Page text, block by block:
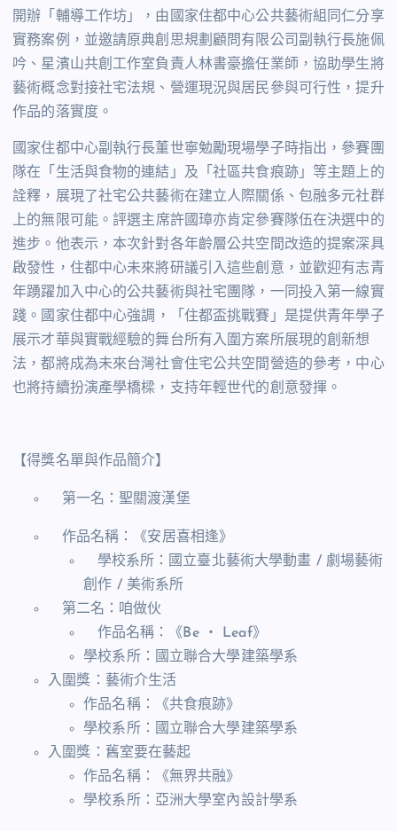
開辦「輔導工作坊」，由國家住都中心公共藝術組同仁分享
實務案例，並邀請原典創思規劃顧問有限公司副執行長施佩
吟、星濱山共創工作室負責人林書豪擔任業師，協助學生將
藝術概念對接社宅法規、營運現況與居民參與可行性，提升
作品的落實度。
國家住都中心副執行長董世寧勉勵現場學子時指出，參賽團
隊在「生活與食物的連結」及「社區共食痕跡」等主題上的
詮釋，展現了社宅公共藝術在建立人際關係、包融多元社群
上的無限可能。 評選主席許國璋亦肯定參賽隊伍在決選中的
進步。他表示，本次針對各年齡層公共空間改造的提案深具
啟發性，住都中心未來將研議引入這些創意，並歡迎有志青
年踴躍加入中心的公共藝術與社宅團隊，一同投入第一線實
踐。 國家住都中心強調，「住都盃挑戰賽」是提供青年學子
展示才華與實戰經驗的舞台所有入圍方案所展現的創新想
法，都將成為未來台灣社會住宅公共空間營造的參考，中心
也將持續扮演產學橋樑，支持年輕世代的創意發揮。
【得獎名單與作品簡介】
第一名：聖關渡漢堡
作品名稱：《安居喜相逢》
學校系所：國立臺北藝術大學動畫 ∕ 劇場藝術
創作 ∕ 美術系所
第二名：咱做伙
作品名稱：《Be ‧ Leaf》
學校系所：國立聯合大學建築學系
入圍獎：藝術介生活
作品名稱：《共食痕跡》
學校系所：國立聯合大學建築學系
入圍獎：舊室要在藝起
作品名稱：《無界共融》
學校系所：亞洲大學室內設計學系